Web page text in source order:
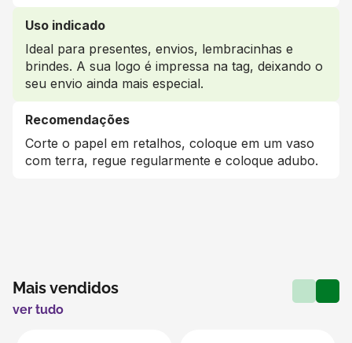
Uso indicado
Ideal para presentes, envios, lembracinhas e
brindes. A sua logo é impressa na tag, deixando o
seu envio ainda mais especial.
Recomendações
Corte o papel em retalhos, coloque em um vaso
com terra, regue regularmente e coloque adubo.
Mais vendidos
ver tudo